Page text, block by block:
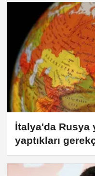
İtalya'da Rusya
yaptıkları
gözaltına alındı